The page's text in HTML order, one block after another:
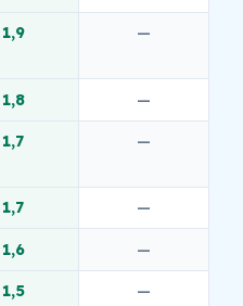
1,9 —
1,8 —
1,7 —
1,7 —
1,6 —
1,5 —